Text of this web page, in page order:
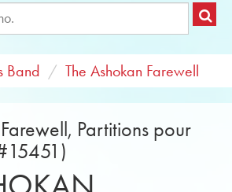
Band The Ashokan Farewell
Partitions pour